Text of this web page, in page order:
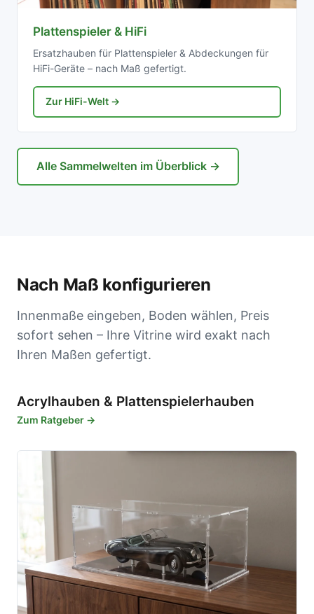
Plattenspieler & HiFi
Ersatzhauben für Plattenspieler & Abdeckungen für
HiFi-Geräte – nach Maß gefertigt.
Zur HiFi-Welt →
Alle Sammelwelten im Überblick →
Nach Maß konfigurieren
Innenmaße eingeben, Boden wählen, Preis
sofort sehen – Ihre Vitrine wird exakt nach
Ihren Maßen gefertigt.
Acrylhauben & Plattenspielerhauben
Zum Ratgeber →